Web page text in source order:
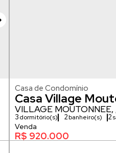
Casa Village
Casa de Condomínio
R$ 920.000
VILLAGE MOUTONNÉE
3dormitório(s) 2banheiro(s) 2
105m²